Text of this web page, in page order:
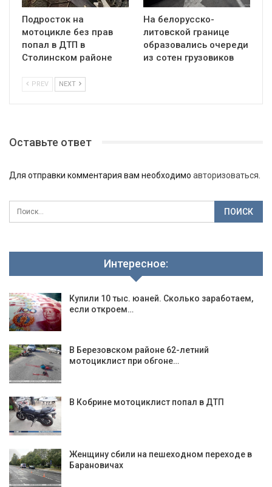
Подросток на
мотоцикле без прав
попал в ДТП в
Столинском районе
На белорусско-
литовской границе
образовались очереди
из сотен грузовиков
PREV NEXT
Оставьте ответ
Для отправки комментария вам необходимо авторизоваться
Интересное:
Купили 10 тыс. юаней. Сколько заработаем,
если откроем…
В Березовском районе 62-летний
мотоциклист при обгоне…
В Кобрине мотоциклист попал в ДТП
Женщину сбили на пешеходном переходе в
Барановичах